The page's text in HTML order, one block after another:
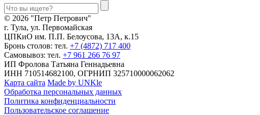
© 2026 "Петр Петрович"
г. Тула, ул. Первомайская
ЦПКиО им. П.П. Белоусова, 13А, к.15
Бронь столов: тел. +7 (4872) 717 400
Самовывоз: тел. +7 961 266 76 97
ИП Фролова Татьяна Геннадьевна
ИНН 710514682100, ОГРНИП 325710000062062
Карта сайта Made by UNKle
Обработка персональных данных
Политика конфиденциальности
Пользовательское соглашение